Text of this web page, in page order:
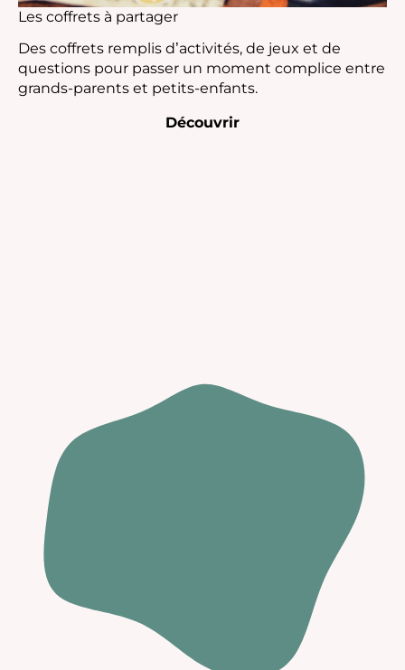
Les coffrets à partager
Des coffrets remplis d’activités, de jeux et de
questions pour passer un moment complice entre
grands-parents et petits-enfants.
Découvrir